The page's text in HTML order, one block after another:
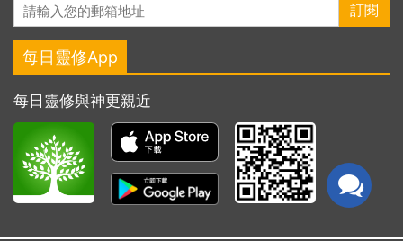
每日靈修App
每日靈修與神更親近